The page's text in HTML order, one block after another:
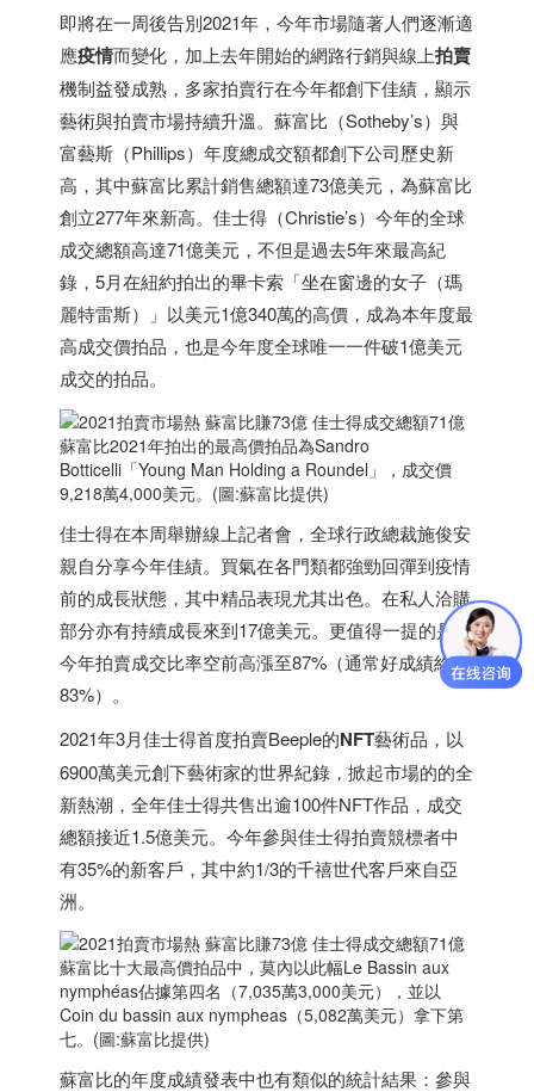
即將在一周後告別2021年，今年市場隨著人們逐漸適
應疫情而變化，加上去年開始的網路行銷與線上拍賣
機制益發成熟，多家拍賣行在今年都創下佳績，顯示
藝術與拍賣市場持續升溫。蘇富比（Sotheby’s）與
富藝斯（Phillips）年度總成交額都創下公司歷史新
高，其中蘇富比累計銷售總額達73億美元，為蘇富比
創立277年來新高。佳士得（Christie’s）今年的全球
成交總額高達71億美元，不但是過去5年來最高紀
錄，5月在紐約拍出的畢卡索「坐在窗邊的女子（瑪
麗特雷斯）」以美元1億340萬的高價，成為本年度最
高成交價拍品，也是今年度全球唯一一件破1億美元
成交的拍品。
蘇富比2021年拍出的最高價拍品為Sandro
Botticelli「Young Man Holding a Roundel」，成交價
9,218萬4,000美元。(圖:蘇富比提供)
佳士得在本周舉辦線上記者會，全球行政總裁施俊安
親自分享今年佳績。買氣在各門類都強勁回彈到疫情
前的成長狀態，其中精品表現尤其出色。在私人洽購
部分亦有持續成長來到17億美元。更值得一提的是，
今年拍賣成交比率空前高漲至87%（通常好成績約在
83%）。
2021年3月佳士得首度拍賣Beeple的NFT藝術品，以
6900萬美元創下藝術家的世界紀錄，掀起市場的的全
新熱潮，全年佳士得共售出逾100件NFT作品，成交
總額接近1.5億美元。今年參與佳士得拍賣競標者中
有35%的新客戶，其中約1/3的千禧世代客戶來自亞
洲。
蘇富比十大最高價拍品中，莫內以此幅Le Bassin aux
nymphéas佔據第四名（7,035萬3,000美元），並以
Coin du bassin aux nympheas（5,082萬美元）拿下第
七。(圖:蘇富比提供)
蘇富比的年度成績發表中也有類似的統計結果：參與